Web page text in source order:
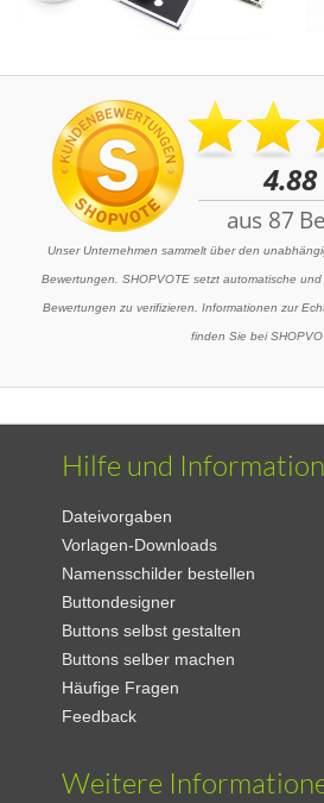
Unser Unternehmen sammelt über den
Bewertungen. SHOPVOTE setzt automatische
Bewertungen zu verifizieren. Informationen zur
finden Sie bei
Hilfe und
Dateivorgaben
Vorlagen-Downloads
Namensschilder bestellen
Buttondesigner
Buttons selbst gestalten
Buttons selber machen
Häufige Fragen
Feedback
Weitere